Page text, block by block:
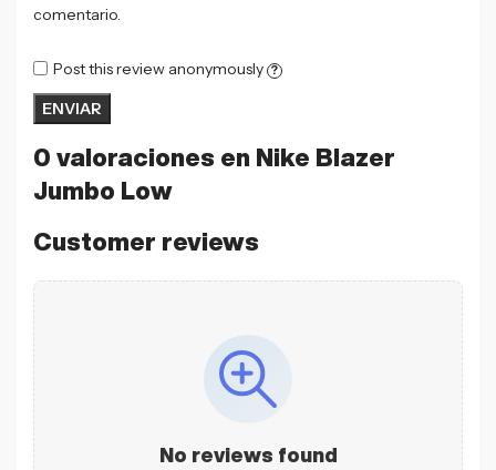
0 valoraciones en Nike Blazer
Jumbo Low
Customer reviews
No reviews found
comentario.
Post this review anonymously ?